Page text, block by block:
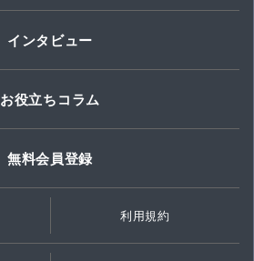
インタビュー
お役立ちコラム
無料会員登録
利用規約